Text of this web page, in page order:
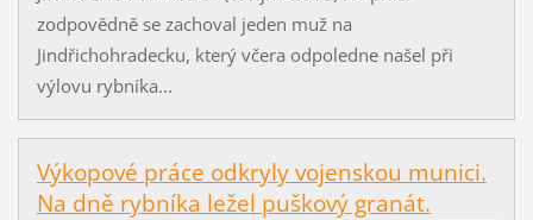
zodpovědně se zachoval jeden muž na
Jindřichohradecku, který včera odpoledne našel při
výlovu rybníka...
Výkopové práce odkryly vojenskou munici.
Na dně rybníka ležel puškový granát.